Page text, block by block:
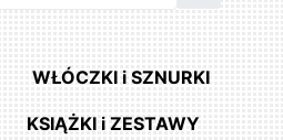
WŁÓCZKI i SZNURKI
KSIĄŻKI i ZESTAWY